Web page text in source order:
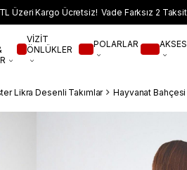
Üzeri Kargo Ücretsiz! Vade Farksız 2
VİZİT
ÖNLÜKLER
POLARLAR
Likra Desenli Takımlar Hayvanat